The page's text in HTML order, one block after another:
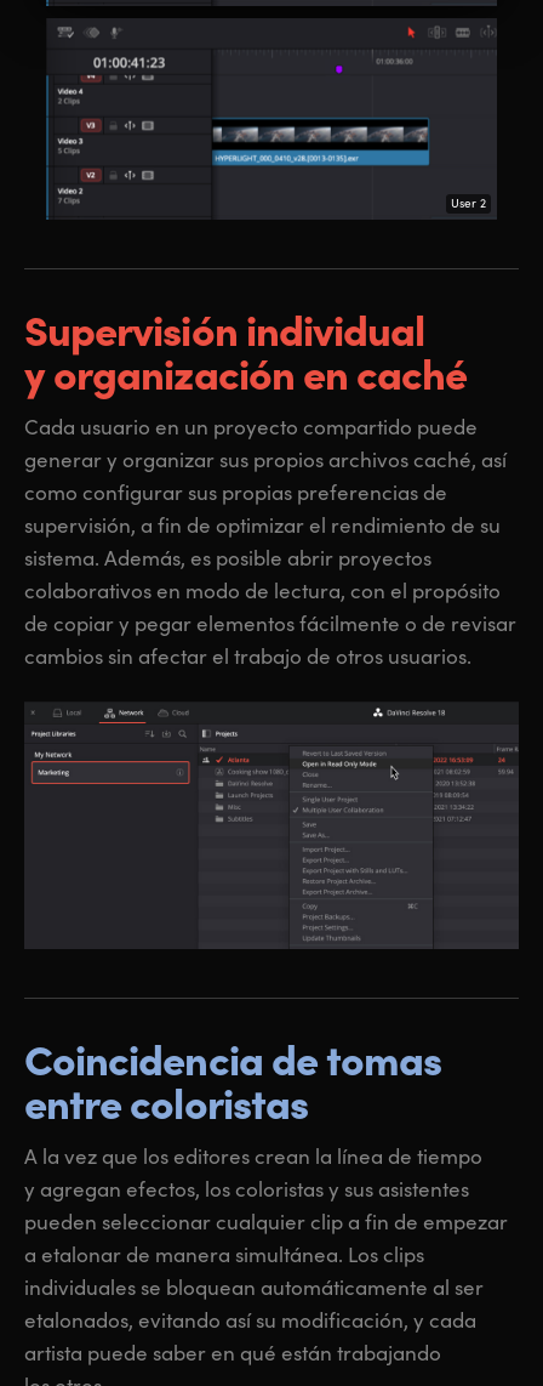
User 2
Supervisión individual
y organización en caché
Cada usuario en un proyecto compartido puede
generar y organizar sus propios archivos caché, así
como configurar sus propias preferencias de
supervisión, a fin de optimizar el rendimiento de su
sistema. Además, es posible abrir proyectos
colaborativos en modo de lectura, con el propósito
de copiar y pegar elementos fácilmente o de revisar
cambios sin afectar el trabajo de otros usuarios.
Coincidenciade tomas
entre coloristas
A la vez que los editores crean la línea de tiempo
y agregan efectos, los coloristas y sus asistentes
pueden seleccionar cualquier clip a fin de empezar
a etalonar de manera simultánea. Los clips
individuales se bloquean automáticamente al ser
etalonados, evitando así su modificación, y cada
artista puede saber en qué están trabajando